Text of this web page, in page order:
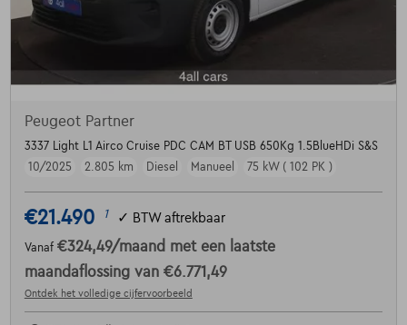
Peugeot Partner
3337 Light L1 Airco Cruise PDC CAM BT USB 650Kg 1.5BlueHDi S&S
10/2025
2.805 km Diesel Manueel 75 kW ( 102 PK )
€21.490 1 ✓ BTW aftrekbaar
Vanaf €324,49/maand met een laatste
maandaflossing van €6.771,49
Ontdek het volledige cijfervoorbeeld